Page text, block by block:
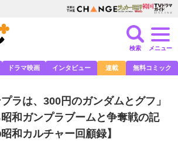
検索 メニュー
ドラマ映画 インタビュー 連載 無料コミック
ラは、300円のガンダムとグフ」
和ガンプラブームと争奪戦の記
和カルチャー回顧録】